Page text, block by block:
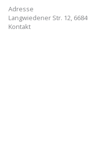
Adresse
Langwiedener Str. 12,
Kontakt